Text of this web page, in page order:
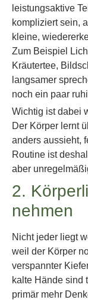
leistungsaktive
kompliziert sein,
kleine,
Zum Beispiel
Kräutertee,
langsamer
noch ein paar
Wichtig ist dabei
Der Körper lernt
anders aussieht,
Routine ist
aber
2.
nehmen
Nicht jeder liegt
weil der Körper
verspannter
kalte Hände sind
primär mehr